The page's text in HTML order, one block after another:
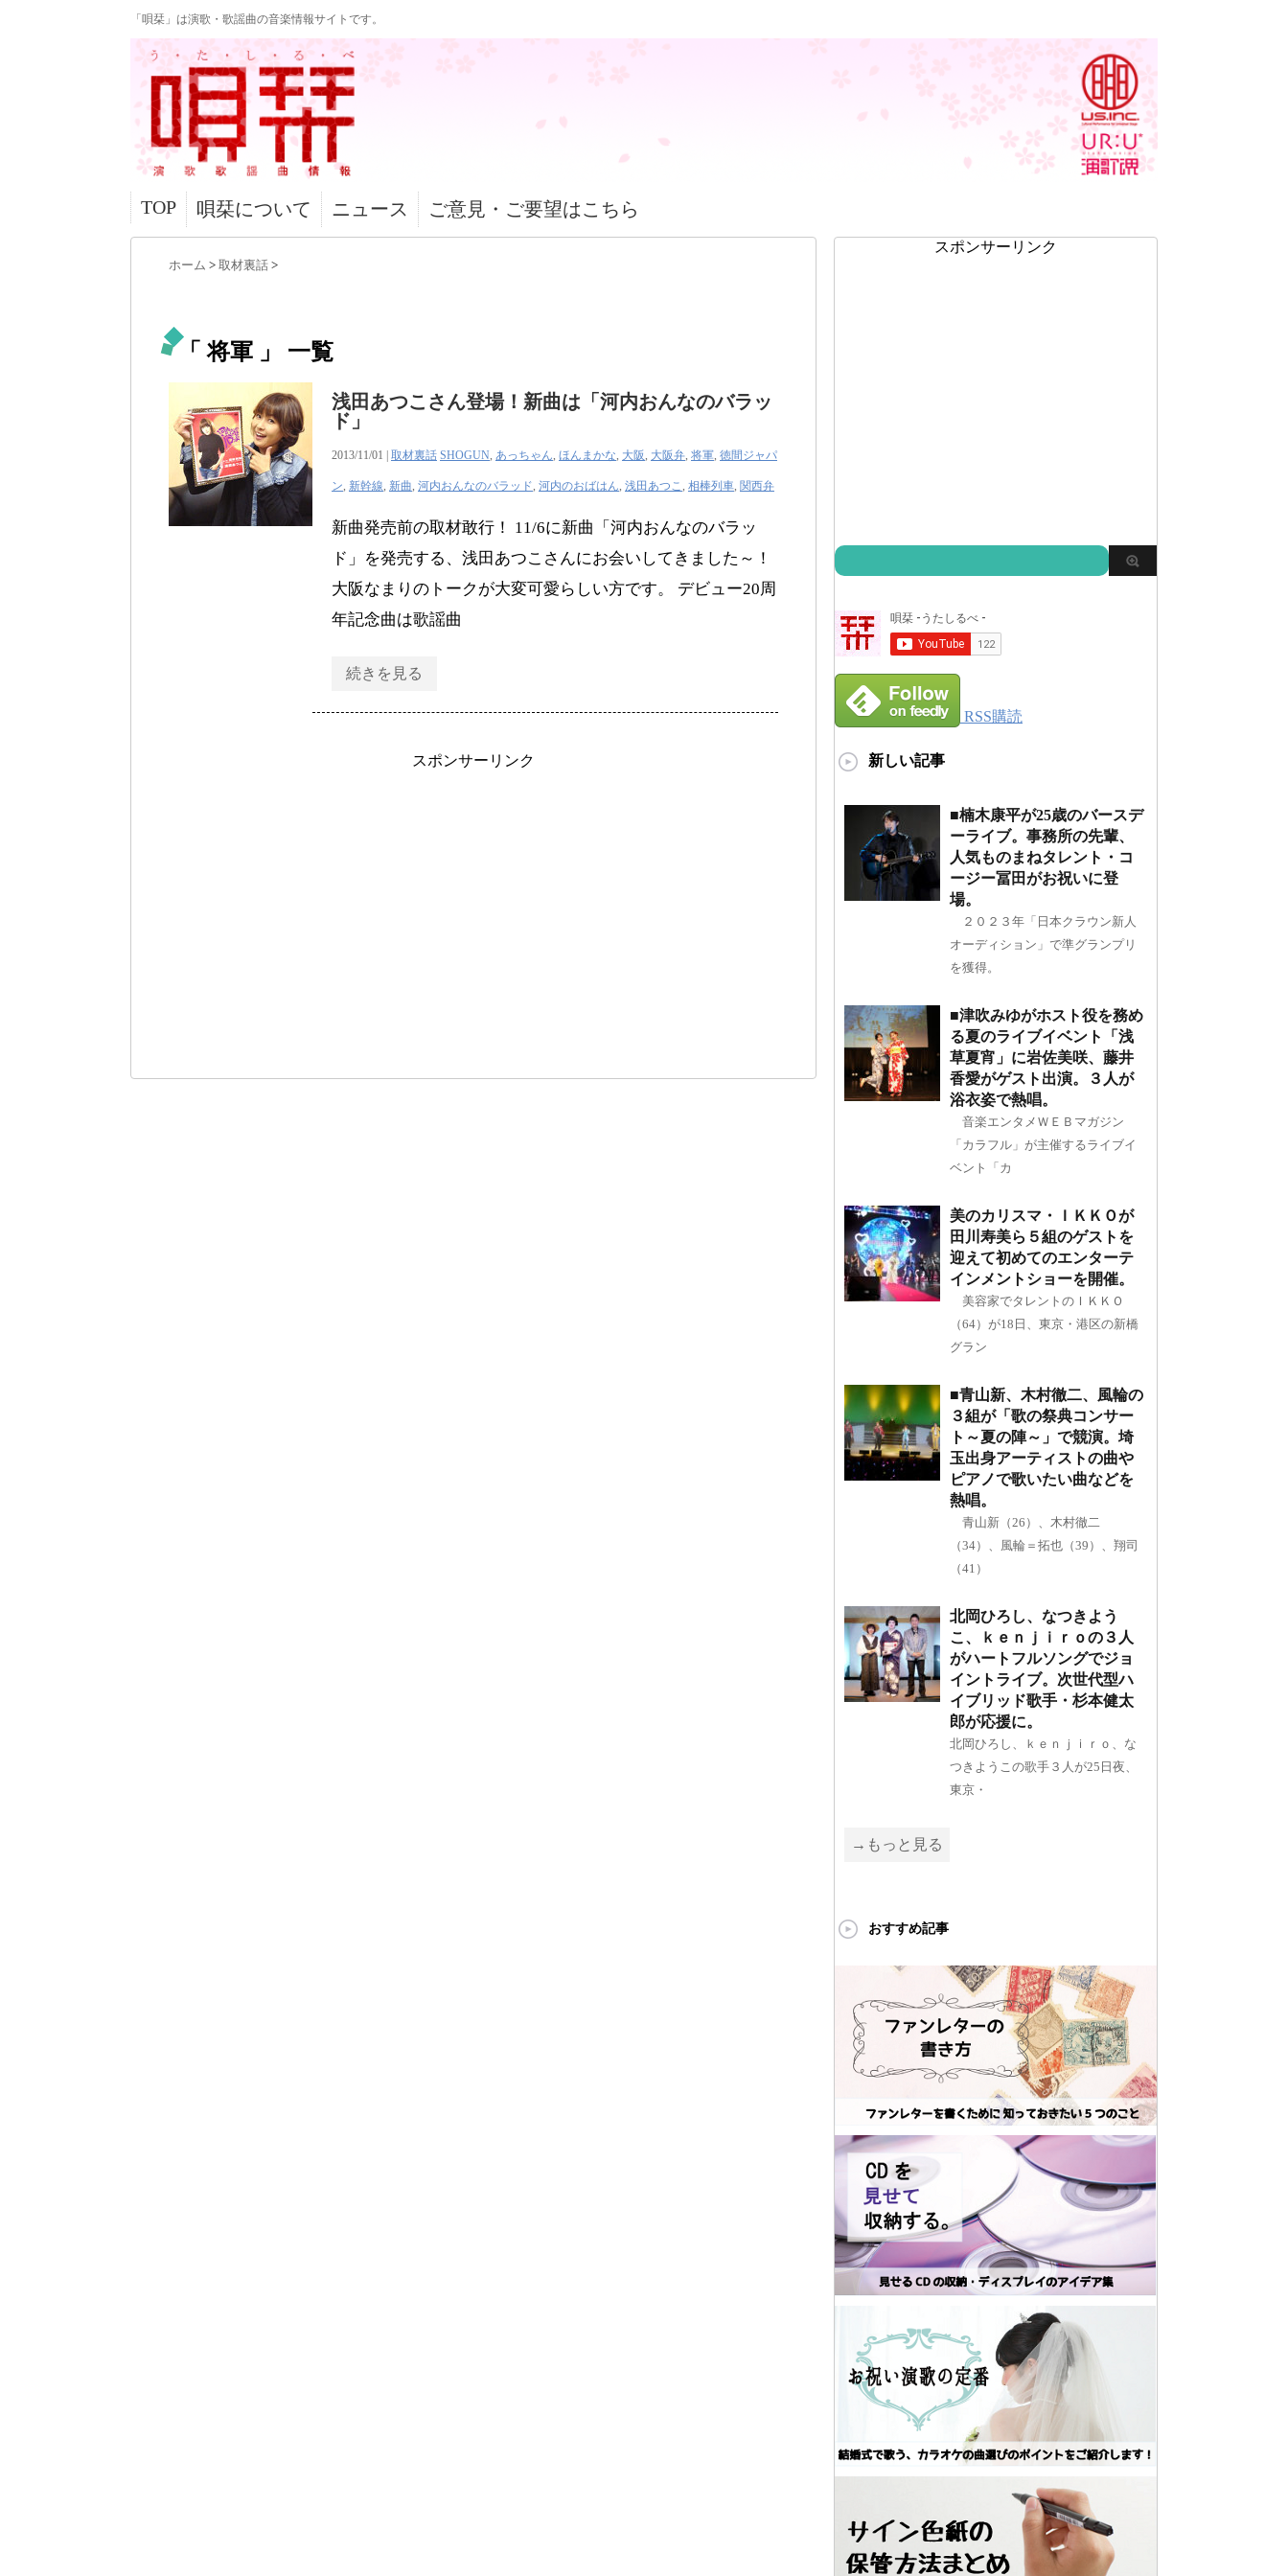
「唄栞」は演歌・歌謡曲の音楽情報サイトです。
TOP 唄栞について ニュース ご意見・ご要望はこちら
ホーム > 取材裏話 >
「 将軍 」 一覧
浅田あつこさん登場！新曲は「河内おんなのバラッ
ド」
2013/11/01 | 取材裏話 SHOGUN, あっちゃん, ほんまかな, 大阪, 大阪弁, 将軍, 徳間ジャパ
ン, 新幹線, 新曲, 河内おんなのバラッド, 河内のおばはん, 浅田あつこ , 相棒列車, 関西弁
新曲発売前の取材敢行！ 11/6に新曲「河内おんなのバラッ
ド」を発売する、浅田あつこさんにお会いしてきました～！
大阪なまりのトークが大変可愛らしい方です。 デビュー20周
年記念曲は歌謡曲
続きを見る
スポンサーリンク
スポンサーリンク
RSS購読
新しい記事
■楠木康平が25歳のバースデ
ーライブ。事務所の先輩、
人気ものまねタレント・コ
ージー冨田がお祝いに登
場。
２０２３年「日本クラウン新人
オーディション」で準グランプリ
を獲得。
■津吹みゆがホスト役を務め
る夏のライブイベント「浅
草夏宵」に岩佐美咲、藤井
香愛がゲスト出演。３人が
浴衣姿で熱唱。
音楽エンタメＷＥＢマガジン
「カラフル」が主催するライブイ
ベント「カ
美のカリスマ・ＩＫＫＯが
田川寿美ら５組のゲストを
迎えて初めてのエンターテ
インメントショーを開催。
美容家でタレントのＩＫＫＯ
（64）が18日、東京・港区の新橋
グラン
■青山新、木村徹二、風輪の
３組が「歌の祭典コンサー
ト～夏の陣～」で競演。埼
玉出身アーティストの曲や
ピアノで歌いたい曲などを
熱唱。
青山新（26）、木村徹二
（34）、風輪＝拓也（39）、翔司
（41）
北岡ひろし、なつきよう
こ、ｋｅｎｊｉｒｏの３人
がハートフルソングでジョ
イントライブ。次世代型ハ
イブリッド歌手・杉本健太
郎が応援に。
北岡ひろし、ｋｅｎｊｉｒｏ、な
つきようこの歌手３人が25日夜、
東京・
→もっと見る
おすすめ記事